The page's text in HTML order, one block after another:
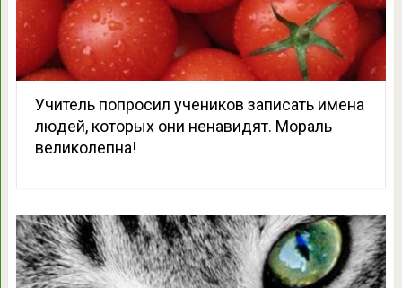
Учитель попросил учеников записать имена
людей, которых они ненавидят. Мораль
великолепна!